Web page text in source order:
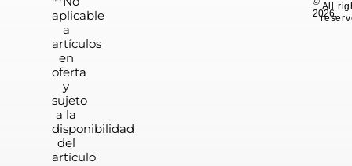
aplicable
a
artículos
en
oferta
y
sujeto
a la
disponibilidad
del
artículo
2026.
All